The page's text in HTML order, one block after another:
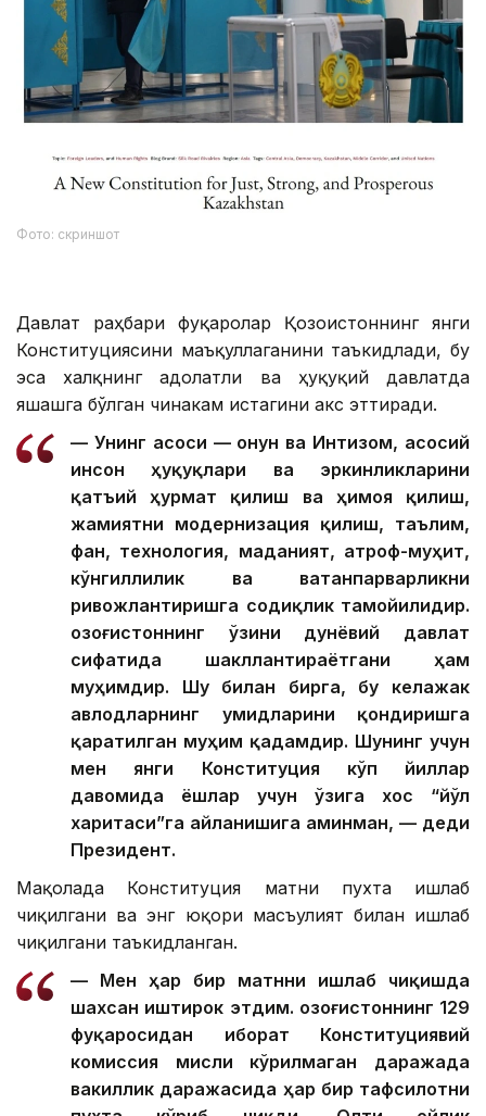
Фото: скриншот
Давлат раҳбари фуқаролар Қозоғистоннинг янги
Конституциясини маъқуллаганини таъкидлади, бу
эса халқнинг адолатли ва ҳуқуқий давлатда
яшашга бўлган чинакам истагини акс эттиради.
— Унинг асоси — Қонун ва Интизом, асосий
инсон ҳуқуқлари ва эркинликларини
қатъий ҳурмат қилиш ва ҳимоя қилиш,
жамиятни модернизация қилиш, таълим,
фан, технология, маданият, атроф-муҳит,
кўнгиллилик ва ватанпарварликни
ривожлантиришга содиқлик тамойилидир.
Қозоғистоннинг ўзини дунёвий давлат
сифатида шакллантираётгани ҳам
муҳимдир. Шу билан бирга, бу келажак
авлодларнинг умидларини қондиришга
қаратилган муҳим қадамдир. Шунинг учун
мен янги Конституция кўп йиллар
давомида ёшлар учун ўзига хос “йўл
харитаси”га айланишига аминман, — деди
Президент.
Мақолада Конституция матни пухта ишлаб
чиқилгани ва энг юқори масъулият билан ишлаб
чиқилгани таъкидланган.
— Мен ҳар бир матнни ишлаб чиқишда
шахсан иштирок этдим. Қозоғистоннинг 129
фуқаросидан иборат Конституциявий
комиссия мисли кўрилмаган даражада
вакиллик даражасида ҳар бир тафсилотни